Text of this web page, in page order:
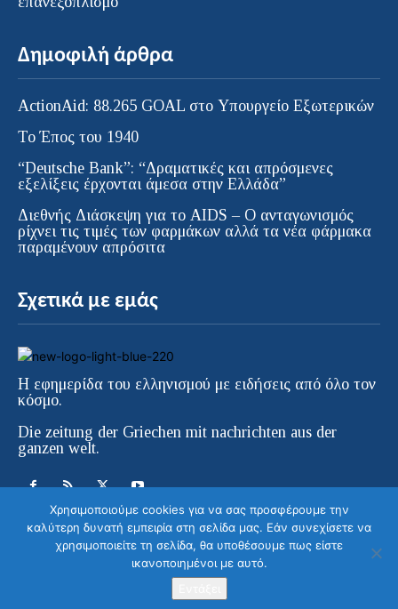
Δημοφιλή άρθρα
ActionAid: 88.265 GOAL στο Υπουργείο Εξωτερικών
Το Έπος του 1940
“Deutsche Bank”: “Δραματικές και απρόσμενες
εξελίξεις έρχονται άμεσα στην Ελλάδα”
Διεθνής Διάσκεψη για το AIDS – Ο ανταγωνισμός
ρίχνει τις τιμές των φαρμάκων αλλά τα νέα φάρμακα
παραμένουν απρόσιτα
Σχετικά με εμάς
Η εφημερίδα του ελληνισμού με ειδήσεις από όλο τον
κόσμο.
Die zeitung der Griechen mit nachrichten aus der
ganzen welt.
© ELLINIKI GNOMI • Die Zeitung der
Griechen in Europa | All Rights Reserved |
Χρησιμοποιούμε cookies για να σας προσφέρουμε την
καλύτερη δυνατή εμπειρία στη σελίδα μας. Εάν συνεχίσετε να
χρησιμοποιείτε τη σελίδα, θα υποθέσουμε πως είστε
ικανοποιημένοι με αυτό.